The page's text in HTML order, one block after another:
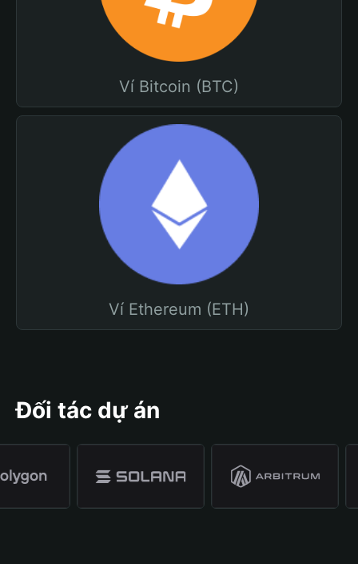
Ví Bitcoin (BTC)
Ví Ethereum (ETH)
Đối tác dự án